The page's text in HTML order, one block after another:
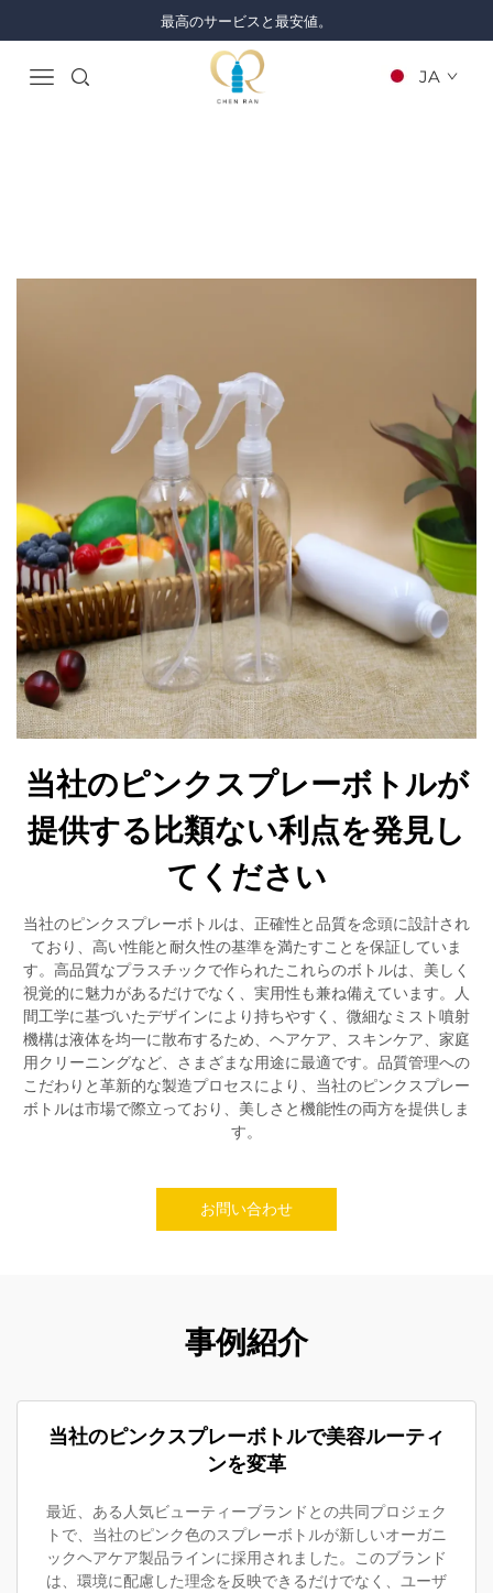
最高のサービスと最安値。
JA
当社のピンクスプレーボトルが
提供する比類ない利点を発見し
てください
当社のピンクスプレーボトルは、正確性と品質を念頭に設計され
ており、高い性能と耐久性の基準を満たすことを保証していま
す。高品質なプラスチックで作られたこれらのボトルは、美しく
視覚的に魅力があるだけでなく、実用性も兼ね備えています。人
間工学に基づいたデザインにより持ちやすく、微細なミスト噴射
機構は液体を均一に散布するため、ヘアケア、スキンケア、家庭
用クリーニングなど、さまざまな用途に最適です。品質管理への
こだわりと革新的な製造プロセスにより、当社のピンクスプレー
ボトルは市場で際立っており、美しさと機能性の両方を提供しま
す。
お問い合わせ
事例紹介
当社のピンクスプレーボトルで美容ルーティ
ンを変革
最近、ある人気ビューティーブランドとの共同プロジェク
トで、当社のピンク色のスプレーボトルが新しいオーガニ
ックヘアケア製品ラインに採用されました。このブランド
は、環境に配慮した理念を反映できるだけでなく、ユーザ